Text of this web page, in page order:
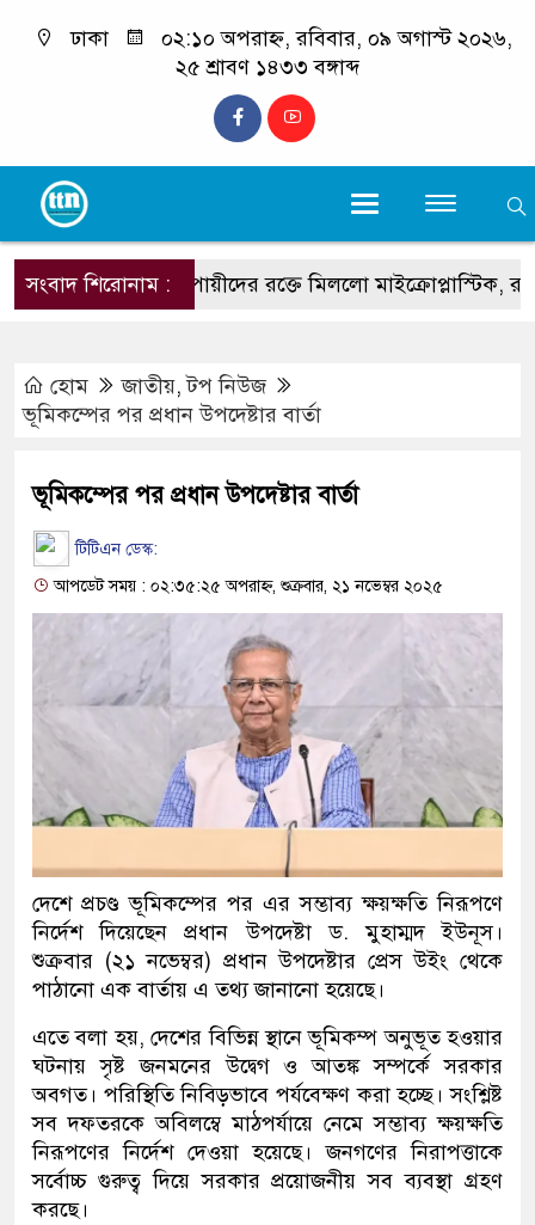
ঢাকা
০২:১০ অপরাহ্ন, রবিবার, ০৯ অগাস্ট ২০২৬,
২৫ শ্রাবণ ১৪৩৩ বঙ্গাব্দ
সংবাদ শিরোনাম :ধূমপায়ীদের রক্তে মিললো মাইক্রোপ্লাস্টিক, রয়েছে
হোম জাতীয়,টপ নিউজ
ভূমিকম্পের পর প্রধান উপদেষ্টার বার্তা
ভূমিকম্পের পর প্রধান উপদেষ্টার বার্তা
টিটিএন ডেস্ক:
আপডেট সময় : ০২:৩৫:২৫ অপরাহ্ন, শুক্রবার, ২১ নভেম্বর ২০২৫
দেশে প্রচণ্ড ভূমিকম্পের পর এর সম্ভাব্য ক্ষয়ক্ষতি নিরূপণে
নির্দেশ দিয়েছেন প্রধান উপদেষ্টা ড. মুহাম্মদ ইউনূস।
শুক্রবার (২১ নভেম্বর) প্রধান উপদেষ্টার প্রেস উইং থেকে
পাঠানো এক বার্তায় এ তথ্য জানানো হয়েছে।
এতে বলা হয়, দেশের বিভিন্ন স্থানে ভূমিকম্প অনুভূত হওয়ার
ঘটনায় সৃষ্ট জনমনের উদ্বেগ ও আতঙ্ক সম্পর্কে সরকার
অবগত। পরিস্থিতি নিবিড়ভাবে পর্যবেক্ষণ করা হচ্ছে। সংশ্লিষ্ট
সব দফতরকে অবিলম্বে মাঠপর্যায়ে নেমে সম্ভাব্য ক্ষয়ক্ষতি
নিরূপণের নির্দেশ দেওয়া হয়েছে। জনগণের নিরাপত্তাকে
সর্বোচ্চ গুরুত্ব দিয়ে সরকার প্রয়োজনীয় সব ব্যবস্থা গ্রহণ
করছে।